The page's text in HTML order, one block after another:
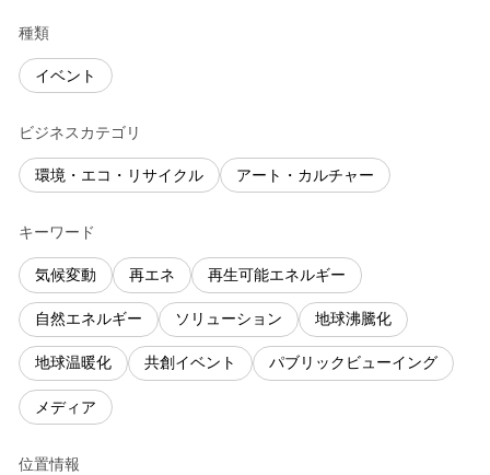
種類
イベント
ビジネスカテゴリ
環境・エコ・リサイクル アート・カルチャー
キーワード
気候変動 再エネ 再生可能エネルギー
自然エネルギー ソリューション 地球沸騰化
地球温暖化 共創イベント パブリックビューイング
メディア
位置情報